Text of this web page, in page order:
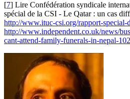
[7] Lire Confédération syndicale
spécial de la CSI - Le Qatar : un cas
http://www.ituc-csi.org/rapport-special-
http://www.independent.co.uk/news/
cant-attend-family-funerals-in-nepal-